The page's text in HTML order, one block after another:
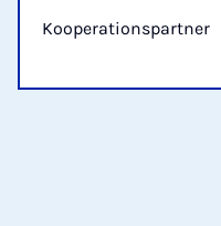
Kooperationspartner